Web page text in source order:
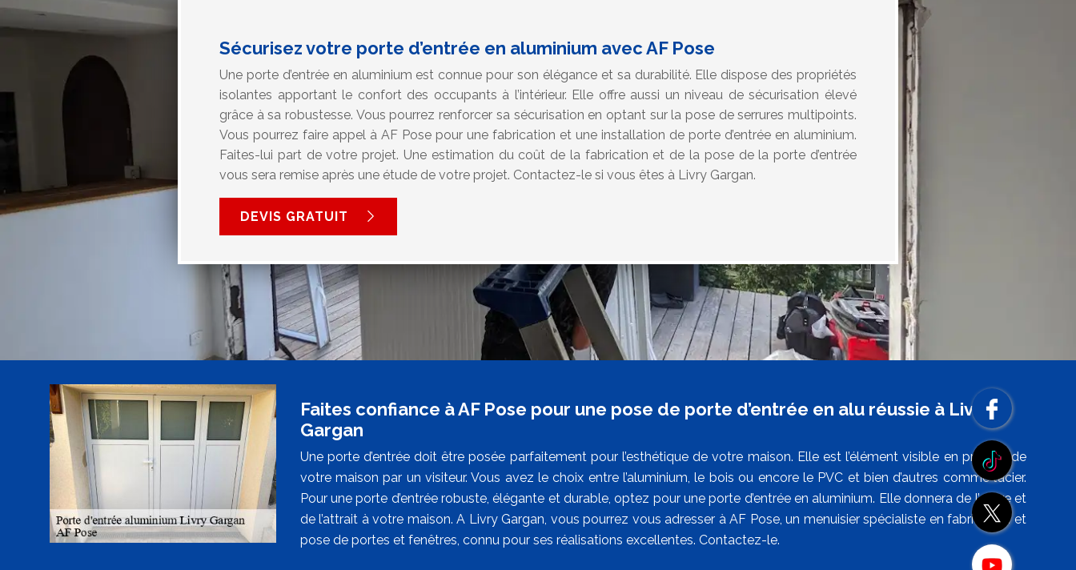
Sécurisez votre porte d’entrée en aluminium avec AF Pose
Une porte d’entrée en aluminium est connue pour son élégance et sa durabilité. Elle dispose des propriétés
isolantes apportant le confort des occupants à l’intérieur. Elle offre aussi un niveau de sécurisation élevé
grâce à sa robustesse. Vous pourrez renforcer sa sécurisation en optant sur la pose de serrures multipoints.
Vous pourrez faire appel à AF Pose pour une fabrication et une installation de porte d’entrée en aluminium.
Faites-lui part de votre projet. Une estimation du coût de la fabrication et de la pose de la porte d’entrée
vous sera remise après une étude de votre projet. Contactez-le si vous êtes à Livry Gargan.
DEVIS GRATUIT
Faites confiance à AF Pose pour une pose de porte d’entrée en alu réussie à Livry
Gargan
Une porte d’entrée doit être posée parfaitement pour l’esthétique de votre maison. Elle est l’élément visible en premier de
votre maison par un visiteur. Vous avez le choix entre l’aluminium, le bois ou encore le PVC et bien d’autres comme l’acier.
Pour une porte d’entrée robuste, élégante et durable, optez pour une porte d’entrée en aluminium. Elle donnera de l’allure et
de l’attrait à votre maison. A Livry Gargan, vous pourrez vous adresser à AF Pose, un menuisier spécialiste en fabrication et
pose de portes et fenêtres, connu pour ses réalisations excellentes. Contactez-le.